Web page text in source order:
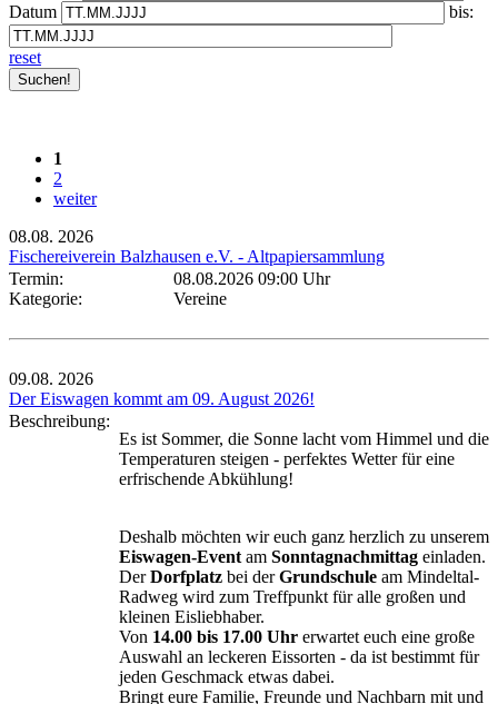
Datum
bis:
reset
1
2
weiter
08.08. 2026
Fischereiverein Balzhausen e.V. - Altpapiersammlung
Termin:
08.08.2026 09:00 Uhr
Kategorie:
Vereine
09.08. 2026
Der Eiswagen kommt am 09. August 2026!
Beschreibung:
Es ist Sommer, die Sonne lacht vom Himmel und die
Temperaturen steigen - perfektes Wetter für eine
erfrischende Abkühlung!
Deshalb möchten wir euch ganz herzlich zu unserem
Eiswagen-Event am Sonntagnachmittag einladen.
DerDorfplatz bei derGrundschule am Mindeltal-
Radweg wird zum Treffpunkt für alle großen und
kleinen Eisliebhaber.
Von 14.00 bis 17.00 Uhr erwartet euch eine große
Auswahl an leckeren Eissorten - da ist bestimmt für
jeden Geschmack etwas dabei.
Bringt eure Familie, Freunde und Nachbarn mit und